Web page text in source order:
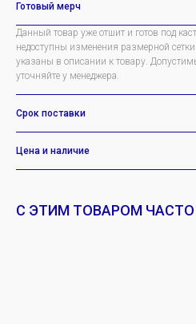
Готовый мерч
Данный товар уже отшит и готов под
недоступны изменения размерной
указаны в описании к товару.
уточняйте у менеджера.
Срок поставки
Цена и наличие
С ЭТИМ ТОВАРОМ